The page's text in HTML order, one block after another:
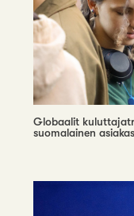
Globaalit
suomalainen asiakas